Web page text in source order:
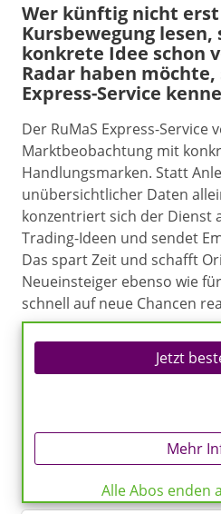
Wer künftig nicht
Kursbewegung lesen,
konkrete Idee schon
Radar haben
Express-Service
Der RuMaS Express-Service
Marktbeobachtung mit
Handlungsmarken. Statt
unübersichtlicher Daten
konzentriert sich der Dienst
Trading-Ideen und sendet
Das spart Zeit und schafft
Neueinsteiger ebenso wie
schnell auf neue Chancen
Jetzt
Mehr
Alle Abos enden